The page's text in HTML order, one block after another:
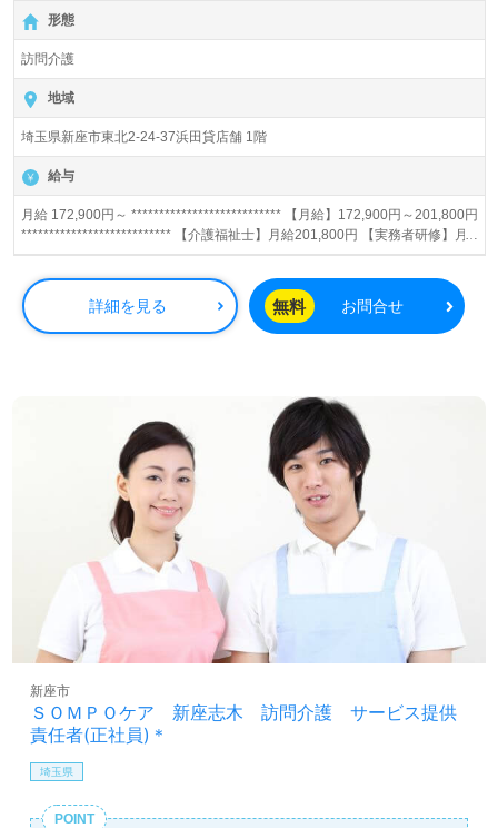
形態
訪問介護
地域
埼玉県新座市東北2-24-37浜田貸店舗 1階
給与
月給 172,900円～ *************************** 【月給】172,900円～201,800円
*************************** 【介護福祉士】月給201,800円 【実務者研修】月
給187,400円 【初任者研修】月給172,900円 【賞与】あり（年2回） ※精皆
勤手当、日祝手当（月平均2回分）等、毎月支払われる手当を含みます。 ■
精皆勤手当…6,000円/月 ■日祝手当…2,000円/回 ◎残業時は別途時間外手当
支給（超過1分～）
詳細を見る 無料 お問合せ
ＳＯＭＰＯケア 新座志木 訪問介護 サービス提供
責任者(正社員)＊
新座市
埼玉県
POINT